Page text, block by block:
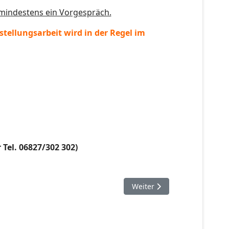
ein Vorgespräch.
wird in der Regel im
06827/302 302)
Next article: Aufstellungen
Weiter